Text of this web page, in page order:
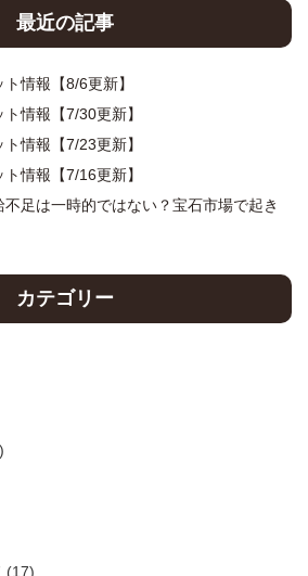
最近の記事
情報【8/6更新】
情報【7/30更新】
情報【7/23更新】
情報【7/16更新】
足は一時的ではない？宝石市場で起き
カテゴリー
(17)